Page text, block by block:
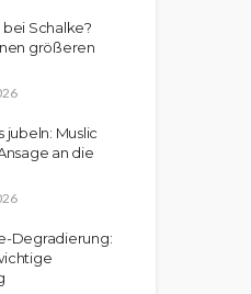
Schalke?
größeren
jubeln: Muslic
an die
Degradierung: